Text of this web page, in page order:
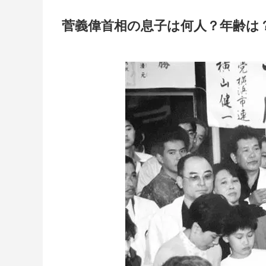
菅義偉首相の息子は何人？年齢は